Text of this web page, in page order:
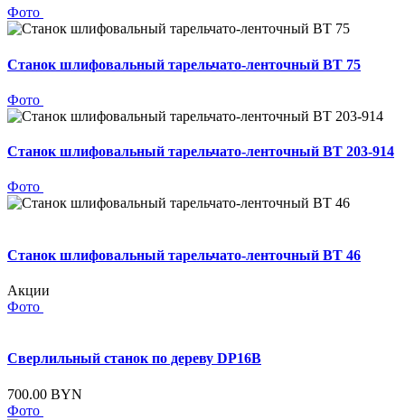
Фото
Станок шлифовальный тарельчато-ленточный BT 75
Фото
Станок шлифовальный тарельчато-ленточный BT 203-914
Фото
Станок шлифовальный тарельчато-ленточный BT 46
Акции
Фото
Сверлильный станок по дереву DP16B
700.00 BYN
Фото